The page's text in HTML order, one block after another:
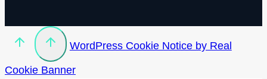
WordPress Cookie Notice by Real
Cookie Banner